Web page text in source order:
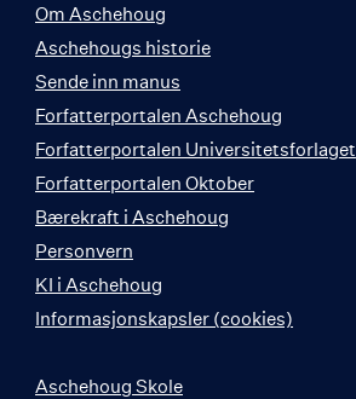
Om Aschehoug
Aschehougs historie
Sende inn manus
Forfatterportalen Aschehoug
Forfatterportalen Universitetsforlaget
Forfatterportalen Oktober
Bærekraft i Aschehoug
Personvern
KI i Aschehoug
Informasjonskapsler (cookies)
Aschehoug Skole